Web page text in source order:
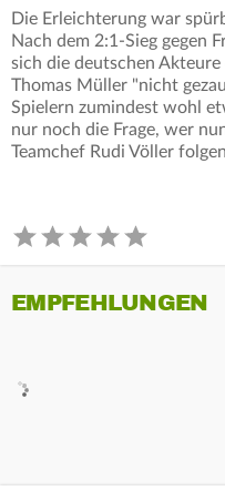
Die Erleichterung war
Nach dem 2:1-Sieg gegen
sich die deutschen
Thomas Müller "nicht
Spielern zumindest wohl
nur noch die Frage, wer
Teamchef Rudi Völler
EMPFEHLUNGEN